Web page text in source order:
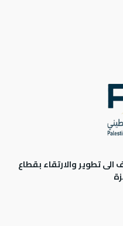
تطوير والارتقاء بقطاع